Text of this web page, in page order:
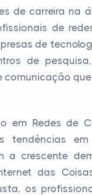
de carreira na
de
de
de
comunicação
em Redes de
tendências
a crescente
das
os